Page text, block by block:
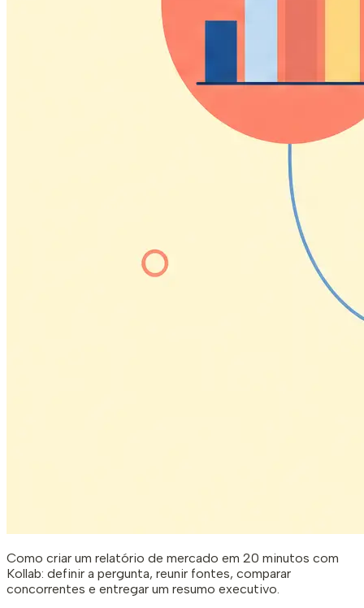
Como criar um relatório de mercado em 20 minutos com
Kollab: definir a pergunta, reunir fontes, comparar
concorrentes e entregar um resumo executivo.